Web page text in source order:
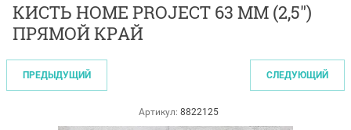
КИСТЬ HOME PROJECT 63 ММ (2,5")
ПРЯМОЙ КРАЙ
ПРЕДЫДУЩИЙ СЛЕДУЮЩИЙ
Артикул: 8822125